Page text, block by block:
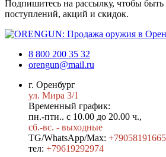
Подпишитесь на рассылку, чтобы
поступлений, акций и скидок.
8 800 200 35 32
orengun@mail.ru
г. Оренбург
ул. Мира 3/1
Временный график:
пн.-птн.. с 10.00 до 20.00 ч.,
сб.-вс. - выходные
TG/WhatsApp/Max: +79058191665
тел: +79619292974